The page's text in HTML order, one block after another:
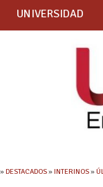
UNIVERSIDAD
»DESTACADOS»INTERINOS»